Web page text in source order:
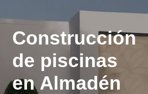
Construcción
de piscinas
en Almadén